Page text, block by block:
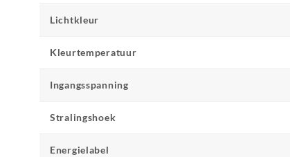
Lichtkleur
Kleurtemperatuur
Ingangsspanning
Stralingshoek
Energielabel